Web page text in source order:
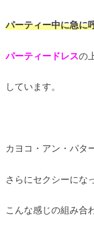
パーティー中に急に
パーティードレスの
しています。
カヨコ・アン・パタ
さらにセクシーにな
こんな感じの組み合